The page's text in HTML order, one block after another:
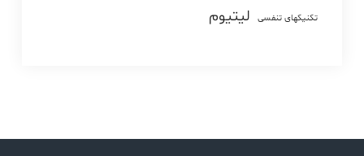
تکنیکهای تنفسی لیتیوم